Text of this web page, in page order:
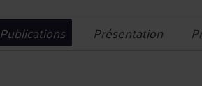
Publications Présentation